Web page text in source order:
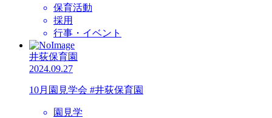
保育活動
採用
行事・イベント
井荻保育園
2024.09.27
10月園見学会 #井荻保育園
園見学